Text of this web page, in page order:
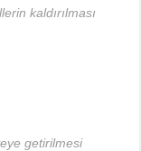
kaldırılması
getirilmesi